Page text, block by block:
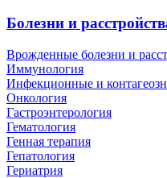
Болезни и
Врожденные болезни и
Иммунология
Инфекционные и
Онкология
Гастроэнтерология
Гематология
Генная терапия
Гепатология
Гериатрия